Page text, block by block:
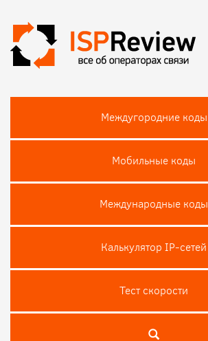
Междугородние коды
Мобильные коды
Международные коды
Калькулятор IP-сетей
Тест скороcти